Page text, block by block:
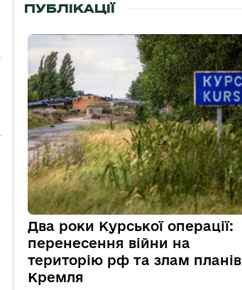
ПУБЛІКАЦІЇ
Два роки Курської операції:
перенесення війни на
територію рф та злам планів
Кремля